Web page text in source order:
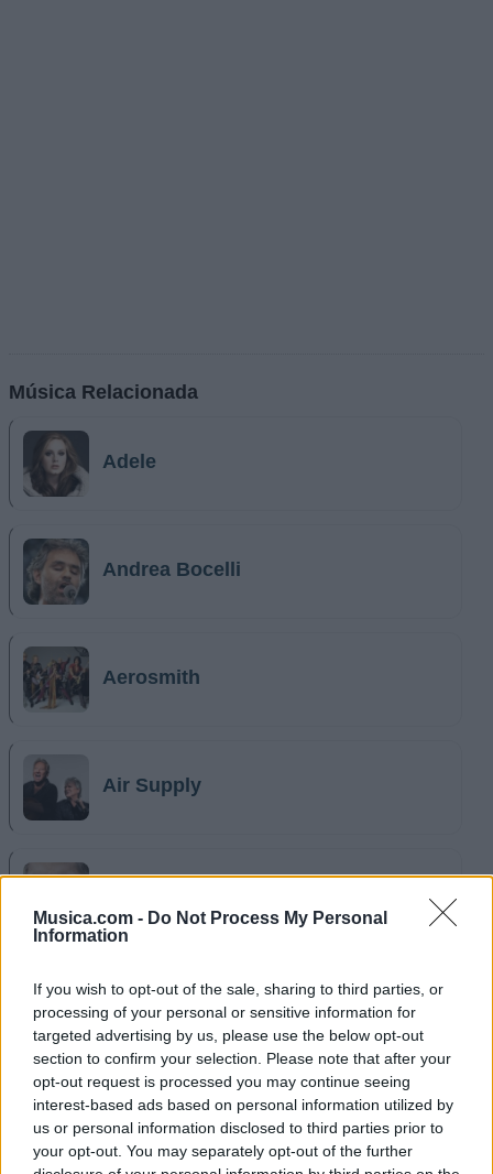
Musica.com - Do Not Process My Personal
Information
If you wish to opt-out of the sale, sharing to third parties, or
processing of your personal or sensitive information for
targeted advertising by us, please use the below opt-out
section to confirm your selection. Please note that after your
opt-out request is processed you may continue seeing
interest-based ads based on personal information utilized by
us or personal information disclosed to third parties prior to
your opt-out. You may separately opt-out of the further
Música Relacionada
Adele
Andrea Bocelli
Aerosmith
Air Supply
Alicia Keys
Amanda Miguel